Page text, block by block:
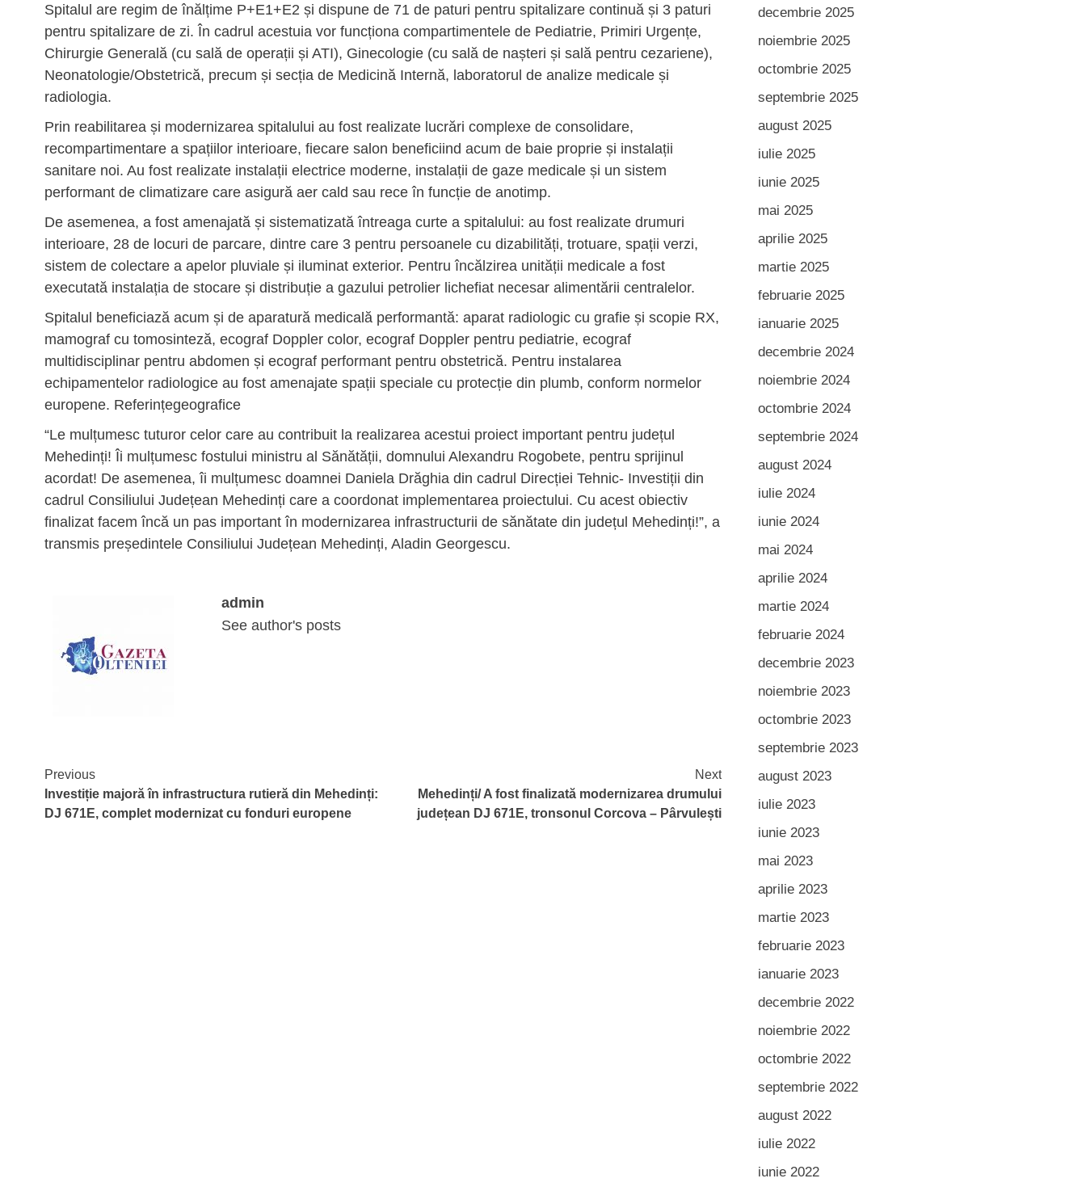
Spitalul are regim de înălțime P+E1+E2 și dispune de 71 de paturi pentru spitalizare continuă și 3 paturi
pentru spitalizare de zi. În cadrul acestuia vor funcționa compartimentele de Pediatrie, Primiri Urgențe,
Chirurgie Generală (cu sală de operații și ATI), Ginecologie (cu sală de nașteri și sală pentru cezariene),
Neonatologie/Obstetrică, precum și secția de Medicină Internă, laboratorul de analize medicale și
radiologia.
Prin reabilitarea și modernizarea spitalului au fost realizate lucrări complexe de consolidare,
recompartimentare a spațiilor interioare, fiecare salon beneficiind acum de baie proprie și instalații
sanitare noi. Au fost realizate instalații electrice moderne, instalații de gaze medicale și un sistem
performant de climatizare care asigură aer cald sau rece în funcție de anotimp.
De asemenea, a fost amenajată și sistematizată întreaga curte a spitalului: au fost realizate drumuri
interioare, 28 de locuri de parcare, dintre care 3 pentru persoanele cu dizabilități, trotuare, spații verzi,
sistem de colectare a apelor pluviale și iluminat exterior. Pentru încălzirea unității medicale a fost
executată instalația de stocare și distribuție a gazului petrolier lichefiat necesar alimentării centralelor.
Spitalul beneficiază acum și de aparatură medicală performantă: aparat radiologic cu grafie și scopie RX,
mamograf cu tomosinteză, ecograf Doppler color, ecograf Doppler pentru pediatrie, ecograf
multidisciplinar pentru abdomen și ecograf performant pentru obstetrică. Pentru instalarea
echipamentelor radiologice au fost amenajate spații speciale cu protecție din plumb, conform normelor
europene. Referințegeografice
“Le mulțumesc tuturor celor care au contribuit la realizarea acestui proiect important pentru județul
Mehedinți! Îi mulțumesc fostului ministru al Sănătății, domnului Alexandru Rogobete, pentru sprijinul
acordat! De asemenea, îi mulțumesc doamnei Daniela Drăghia din cadrul Direcției Tehnic- Investiții din
cadrul Consiliului Județean Mehedinți care a coordonat implementarea proiectului. Cu acest obiectiv
finalizat facem încă un pas important în modernizarea infrastructurii de sănătate din județul Mehedinți!”, a
transmis președintele Consiliului Județean Mehedinți, Aladin Georgescu.
admin
See author's posts
Continue
Reading
Previous
Investiție majoră în infrastructura rutieră din Mehedinți:
DJ 671E, complet modernizat cu fonduri europene
Next
Mehedinți/ A fost finalizată modernizarea drumului
județean DJ 671E, tronsonul Corcova – Pârvulești
decembrie 2025
noiembrie 2025
octombrie 2025
septembrie 2025
august 2025
iulie 2025
iunie 2025
mai 2025
aprilie 2025
martie 2025
februarie 2025
ianuarie 2025
decembrie 2024
noiembrie 2024
octombrie 2024
septembrie 2024
august 2024
iulie 2024
iunie 2024
mai 2024
aprilie 2024
martie 2024
februarie 2024
decembrie 2023
noiembrie 2023
octombrie 2023
septembrie 2023
august 2023
iulie 2023
iunie 2023
mai 2023
aprilie 2023
martie 2023
februarie 2023
ianuarie 2023
decembrie 2022
noiembrie 2022
octombrie 2022
septembrie 2022
august 2022
iulie 2022
iunie 2022